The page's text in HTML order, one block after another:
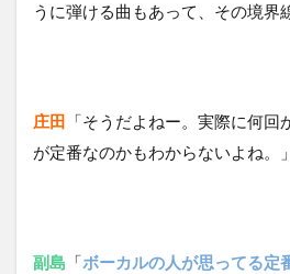
うに弾ける曲もあって、その境界
庄田 「そうだよねー。実際に何
が定番なのかもわからないよね。」
副島 「ボーカルの人が思ってる定